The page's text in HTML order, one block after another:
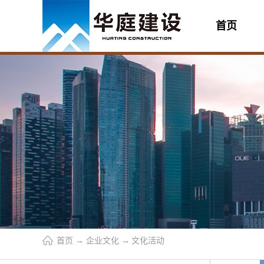
首页
首页 → 企业文化 → 文化活动